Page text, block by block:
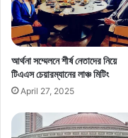
এখনি মূল ট্র্যাকে ফেরানো না
আর্থনা সম্মেলনে শীর্ষ নেতাদের নিয়ে
টিএএস চেয়ারম্যানের লাঞ্চ মিটিং
April 27, 2025